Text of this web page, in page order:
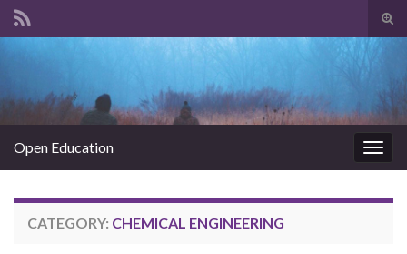
Open Education
CATEGORY: CHEMICAL ENGINEERING